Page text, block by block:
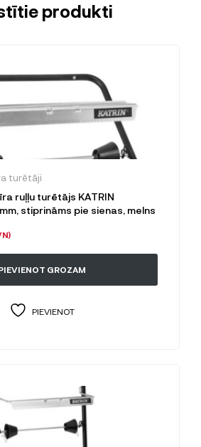
produkti
turētāji
ruļļu turētājs KATRIN
stiprināms pie sienas, melns
GROZAM
PIEVIENOT